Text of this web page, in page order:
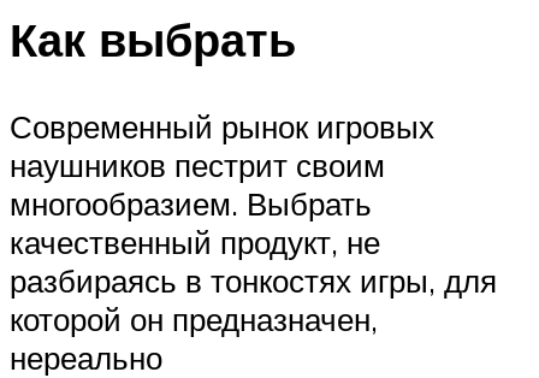
Как выбрать
Современный рынок игровых
наушников пестрит своим
многообразием. Выбрать
качественный продукт, не
разбираясь в тонкостях игры, для
которой он предназначен,
нереально